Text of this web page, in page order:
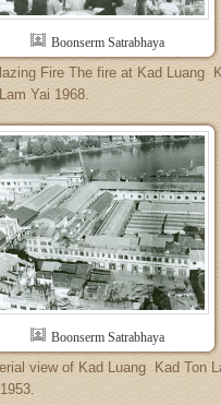
Boonserm Satrabhaya
Fire The fire at Kad Luang 
Yai 1968.
Boonserm Satrabhaya
view of Kad Luang  Kad Ton